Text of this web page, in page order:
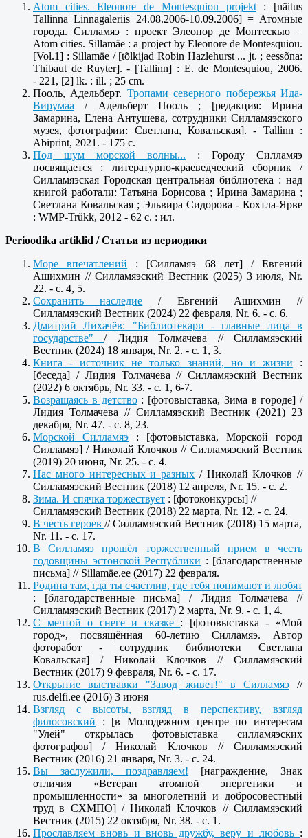
Atom cities. Eleonore de Montesquiou projekt: [näitus
Tallinna Linnagaleriis 24.08.2006-10.09.2006] = Атомные
города. Силламяэ : проект Элеонор де Монтескью =
Atom cities. Sillamäe : a project by Eleonore de Montesquiou.
[Vol.1] : Sillamäe / [tõlkijad Robin Hazlehurst ... jt. ; eessõna:
Thibaut de Ruyter]. - [Tallinn] : E. de Montesquiou, 2006.
- 221, [2] lk. : ill. ; 25 cm.
Пооль, Адельберт. Тропами северного побережья Ида-
Вирумаа / Адельберт Пооль ; [редакция: Ирина
Замарина, Елена Антушева, сотрудники Силламяэского
музея, фотографии: Светлана, Ковальская]. - Tallinn :
Abiprint, 2021. - 175 с.
Под шум морской волны... : Городу Силламяэ
посвящается : литературно-краеведческий сборник /
Силламяэская Городская центральная библиотека : над
книгой работали: Татьяна Борисова ; Ирина Замарина ;
Светлана Ковальская ; Эльвира Сидорова - Кохтла-Ярве
: WMP-Trükk, 2012 - 62 с. : ил.
Perioodika artiklid /Статьи из периодики
Море впечатлений : [Силламяэ 68 лет] / Евгений
Ашихмин // Силламяэский Вестник (2025) 3 июля, Nr.
22. - с. 4, 5.
Сохранить наследие / Евгений Ашихмин //
Силламяэский Вестник (2024) 22 февраля, Nr. 6. - c. 6.
Дмитрий Лихачёв: "Библиотекари - главные лица в
государстве"/ Лидия Толмачева // Силламяэский
Вестник (2024) 18 января, Nr. 2. - c. 1, 3.
Книга - источник не только знаний, но и жизни :
[беседа] / Лидия Толмачева // Силламяэский Вестник
(2022) 6 октябрь, Nr. 33. - c. 1, 6-7.
Возращаясь в детство: [фотовыставка, Зима в городе] /
Лидия Толмачева // Силламяэский Вестник (2021) 23
декабря, Nr. 47. - c. 8, 23.
Морской Силламяэ : [фотовыставка, Морской город
Силламяэ] / Николай Клочков // Силламяэский Вестник
(2019) 20 июня, Nr. 25. - c. 4.
Нас много интересных и разных / Николай Клочков //
Силламяэский Вестник (2018) 12 апреля, Nr. 15. - c. 2.
Зима. И спячка торжествует : [фотоконкурсы] //
Силламяэский Вестник (2018) 22 марта, Nr. 12. - c. 24.
В честь героев // Силламяэский Вестник (2018) 15 марта,
Nr. 11. - c. 17.
В Силламяэ прошёл торжественный прием в честь
годовщины эстонской Республики : [благодарственные
письма] // Sillamäe.ee (2017) 22 февраля.
Родина там, гда ты счастлив, где тебя понимают и любят
: [благодарственные письма] / Лидия Толмачева //
Силламяэский Вестник (2017) 2 марта, Nr. 9. - c. 1, 4.
С мечтой о снеге и сказке : [фотовыставка - «Мой
город», посвящённая 60-летию Силламяэ. Автор
фоторабот - сотрудник библиотеки Светлана
Ковальская] / Николай Клочков // Силламяэский
Вестник (2017) 9 февраля, Nr. 6. - c. 17.
Открытие выствавки "Завод живет!" в Силламяэ//
rus.delfi.ee (2016) 3 июня
Взгляд с высоты, взгляд в перспективу, взгляд
филосовский : [в Молодежном центре по интересам
"Улей" открылась фотовыставка силламяэских
фотографов] / Николай Клочков // Силламяэский
Вестник (2016) 21 января, Nr. 3. - c. 24.
Вы заслужили, поздравляем! [награждение, Знак
отличия «Ветеран атомной энергетики и
промышленности» за многолетний и добросовестный
труд в СХМПО] / Николай Клочков // Силламяэский
Вестник (2015) 22 октября, Nr. 38. - c. 1.
Прославляем вновь и вновь дружбу, веру и любовь :